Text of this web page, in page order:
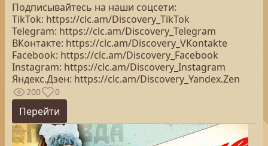
Подписывайтесь на наши соцсети:
TikTok: https://clc.am/Discovery_TikTok
Telegram: https://clc.am/Discovery_Telegram
ВКонтакте: https://clc.am/Discovery_VKontakte
Facebook: https://clc.am/Discovery_Facebook
Instagram: https://clc.am/Discovery_Instagram
Яндекс.Дзен: https://clc.am/Discovery_Yandex.Zen
200 0
Перейти